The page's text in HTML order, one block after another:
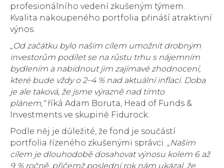
profesionálního vedení zkušeným týmem.
Kvalita nakoupeného portfolia přináší atraktivní
výnos.
„Od začátku bylo naším cílem umožnit drobným
investorům podílet se na růstu trhu s nájemním
bydlením a nabídnout jim zajímavé zhodnocení,
které bude vždy o 2–4 % nad aktuální inflací. Doba
je ale taková, že jsme výrazně nad tímto
plánem,“říká Adam Boruta, Head of Funds &
Investments ve skupině Fidurock.
Podle něj je důležité, že fond je součástí
portfolia řízeného zkušenými správci. „Naším
cílem je dlouhodobě dosahovat výnosu kolem 6 až
9 % ročně, přičemž poslední rok nám ukázal, že